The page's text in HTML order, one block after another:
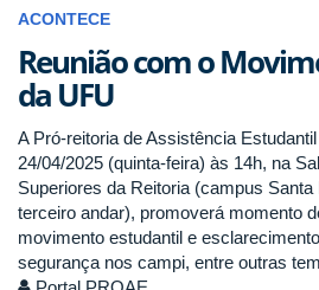
ACONTECE
Reunião com o
da UFU
A Pró-reitoria de Assistência
24/04/2025 (quinta-feira) às 14h, na
Superiores da Reitoria (campus
terceiro andar), promoverá momento
movimento estudantil e
segurança nos campi, entre outras